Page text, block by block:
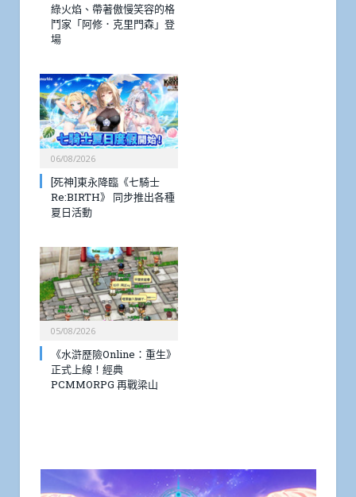
綠火焰、帶著傲慢笑容的格
鬥家「阿修．克里門森」登
場
06/08/2026
[死神]東永降臨《七騎士
Re:BIRTH》 同步推出各種
夏日活動
05/08/2026
《水滸歷險Online：重生》
正式上線！經典
PCMMORPG 再戰梁山